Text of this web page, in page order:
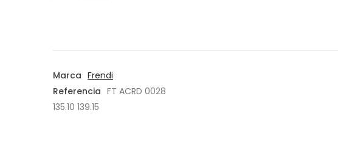
Marca Frendi
Referencia FT ACRD 0028
135.10 139.15